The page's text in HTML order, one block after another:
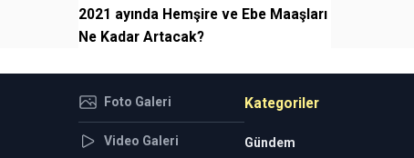
2021 ayında Hemşire ve Ebe Maaşları
Ne Kadar Artacak?
Foto Galeri
Video Galeri
Kategoriler
Gündem